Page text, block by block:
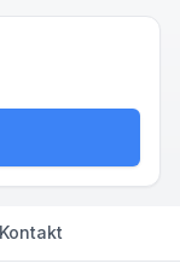
Kontakt